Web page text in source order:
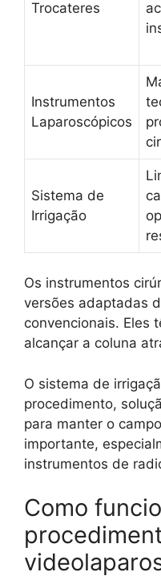
Trocateres
Instrumentos
Laparoscópicos
Sistema de
Irrigação
Os instrumentos
versões adaptadas
convencionais. Eles
alcançar a coluna
O sistema de
procedimento,
para manter o
importante,
instrumentos de
Como